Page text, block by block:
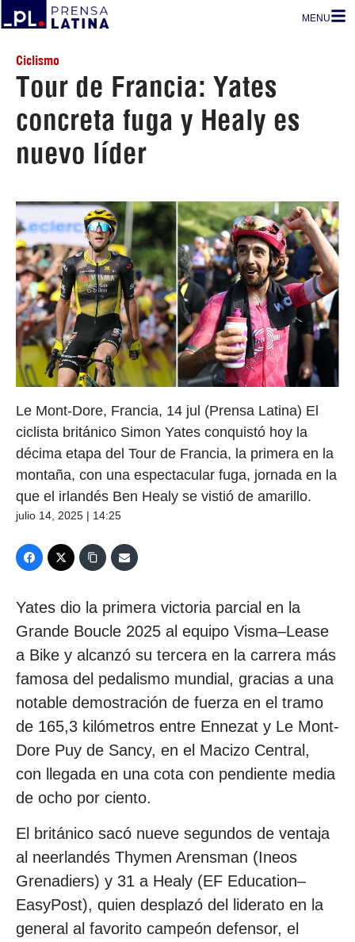
MENU
Ciclismo
Tour de Francia: Yates
concreta fuga y Healy es
nuevo líder
Le Mont-Dore, Francia, 14 jul (Prensa Latina) El
ciclista británico Simon Yates conquistó hoy la
décima etapa del Tour de Francia, la primera en la
montaña, con una espectacular fuga, jornada en la
que el irlandés Ben Healy se vistió de amarillo.
julio 14, 2025 | 14:25
Yates dio la primera victoria parcial en la
Grande Boucle 2025 al equipo Visma–Lease
a Bike y alcanzó su tercera en la carrera más
famosa del pedalismo mundial, gracias a una
notable demostración de fuerza en el tramo
de 165,3 kilómetros entre Ennezat y Le Mont-
Dore Puy de Sancy, en el Macizo Central,
con llegada en una cota con pendiente media
de ocho por ciento.
El británico sacó nueve segundos de ventaja
al neerlandés Thymen Arensman (Ineos
Grenadiers) y 31 a Healy (EF Education–
EasyPost), quien desplazó del liderato en la
general al favorito campeón defensor, el